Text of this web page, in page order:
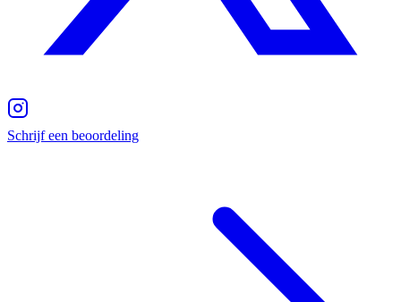
Schrijf een beoordeling